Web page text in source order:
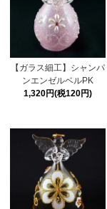
【ガラス細工】シャンパ
ンエンゼルベルPK
1,320円(税120円)